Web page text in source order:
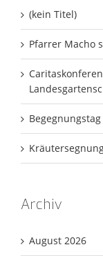
(kein Titel)
Pfarrer Macho
Archiv
August 2026